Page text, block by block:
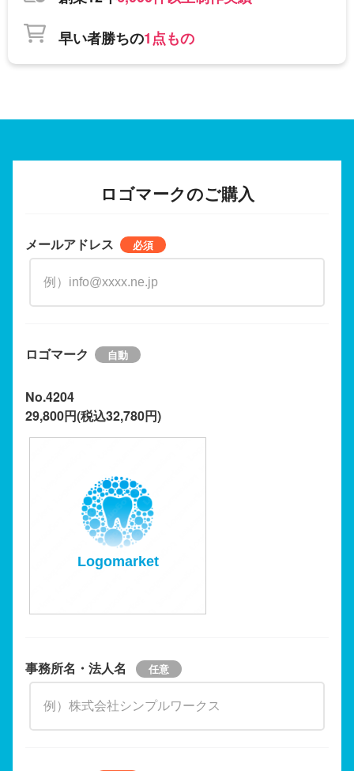
早い者勝ちの1点もの
ロゴマークのご購入
メールアドレス
ロゴマーク
No.4204
29,800円(税込32,780円)
Logomarket
事務所名・法人名